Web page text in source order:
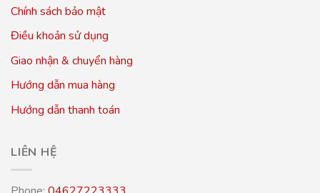
Chính sách bảo mật
Điều khoản sử dụng
Giao nhận & chuyển hàng
Hướng dẫn mua hàng
Hướng dẫn thanh toán
LIÊN HỆ